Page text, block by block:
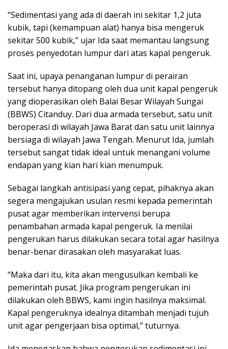
“Sedimentasi yang ada di daerah ini sekitar 1,2 juta
kubik, tapi (kemampuan alat) hanya bisa mengeruk
sekitar 500 kubik,” ujar Ida saat memantau langsung
proses penyedotan lumpur dari atas kapal pengeruk.
Saat ini, upaya penanganan lumpur di perairan
tersebut hanya ditopang oleh dua unit kapal pengeruk
yang dioperasikan oleh Balai Besar Wilayah Sungai
(BBWS) Citanduy. Dari dua armada tersebut, satu unit
beroperasi di wilayah Jawa Barat dan satu unit lainnya
bersiaga di wilayah Jawa Tengah. Menurut Ida, jumlah
tersebut sangat tidak ideal untuk menangani volume
endapan yang kian hari kian menumpuk.
Sebagai langkah antisipasi yang cepat, pihaknya akan
segera mengajukan usulan resmi kepada pemerintah
pusat agar memberikan intervensi berupa
penambahan armada kapal pengeruk. Ia menilai
pengerukan harus dilakukan secara total agar hasilnya
benar-benar dirasakan oleh masyarakat luas.
“Maka dari itu, kita akan mengusulkan kembali ke
pemerintah pusat. Jika program pengerukan ini
dilakukan oleh BBWS, kami ingin hasilnya maksimal.
Kapal pengeruknya idealnya ditambah menjadi tujuh
unit agar pengerjaan bisa optimal,” tuturnya.